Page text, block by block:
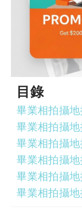
目錄
畢業相拍攝
畢業相拍攝
畢業相拍攝
畢業相拍攝
畢業相拍攝
畢業相拍攝